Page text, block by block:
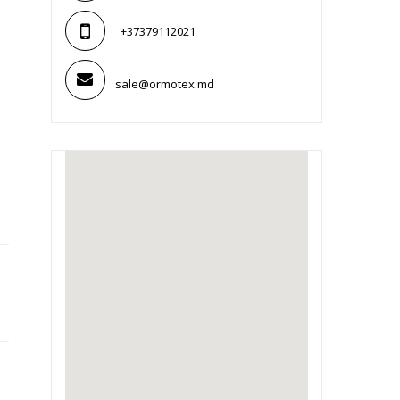
+37379112021
sale@ormotex.md